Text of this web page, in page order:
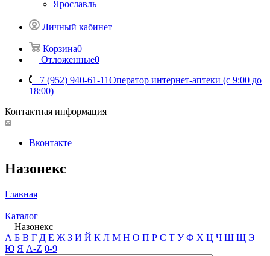
Ярославль
Личный кабинет
Корзина0
Отложенные0
+7 (952) 940-61-11Оператор интернет-аптеки (с 9:00 до
18:00)
Контактная информация
Вконтакте
Назонекс
Главная
—
Каталог
—Назонекс
А Б В Г Д Е Ж З И Й К Л М Н О П Р С Т У Ф Х Ц Ч Ш Щ Э
Ю Я A-Z 0-9